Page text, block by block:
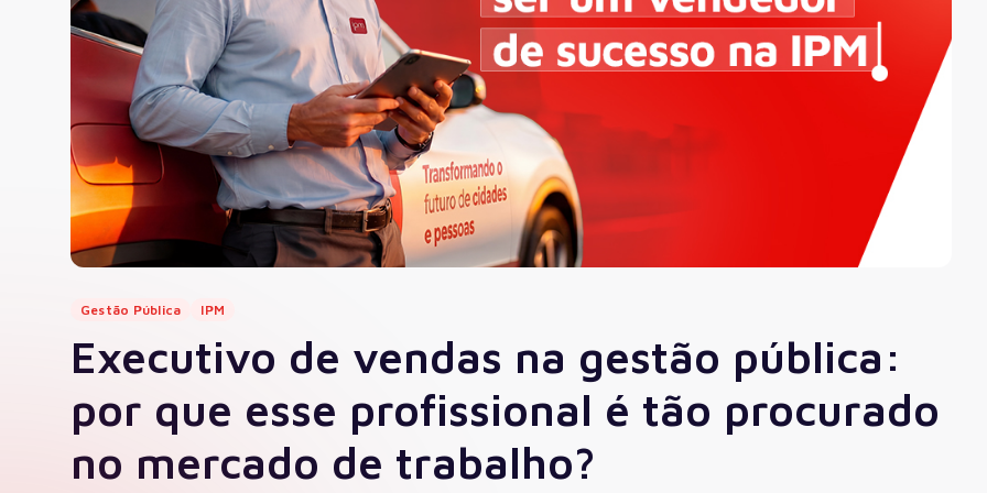
Contabilidade Recursos Humanos Procuradoria IPM Ver todas
Gestão Pública IPM
Executivo de vendas na gestão pública:
por que esse profissional é tão procurado
no mercado de trabalho?